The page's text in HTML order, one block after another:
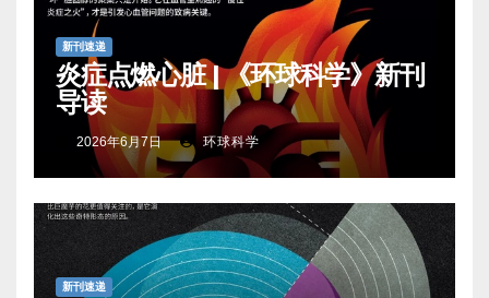
新刊速递
炎症点燃心脏 | 《环球科学》新刊
导读
2026年6月7日 环球科学
新刊速递